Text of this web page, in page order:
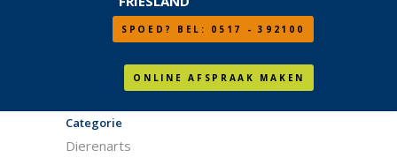
SPOED? BEL: 0517 - 392100
ONLINE AFSPRAAK MAKEN
Categorie
Dierenarts